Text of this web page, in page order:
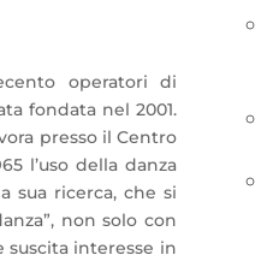
operatori di
fondata nel 2001.
presso il Centro
l’uso della danza
sua ricerca, che si
non solo con
suscita interesse in